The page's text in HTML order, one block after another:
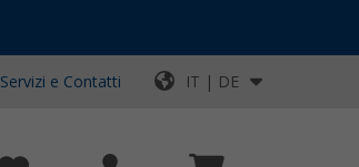
Servizi e Contatti IT | DE